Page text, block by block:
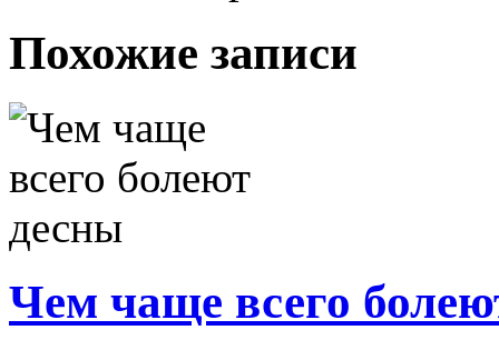
Похожие записи
Чем чаще всего